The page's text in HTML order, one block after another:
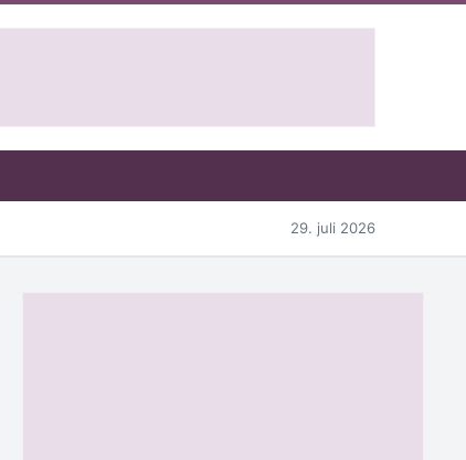
29. juli 2026